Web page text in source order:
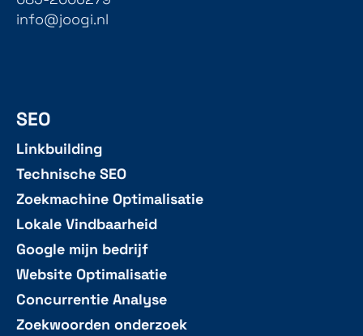
info@joogi.nl
SEO
Linkbuilding
Technische SEO
Zoekmachine Optimalisatie
Lokale Vindbaarheid
Google mijn bedrijf
Website Optimalisatie
Concurrentie Analyse
Zoekwoorden onderzoek